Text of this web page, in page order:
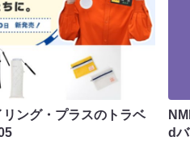
ング・プラスのトラベ
d